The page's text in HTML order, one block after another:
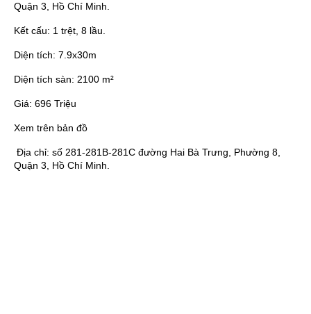
Quận 3, Hồ Chí Minh.
Kết cấu: 1 trệt, 8 lầu.
Diện tích: 7.9x30m
Diện tích sàn: 2100 m²
Giá: 696 Triệu
Xem trên bản đồ
Địa chỉ: số 281-281B-281C đường Hai Bà Trưng, Phường 8,
Quận 3, Hồ Chí Minh.